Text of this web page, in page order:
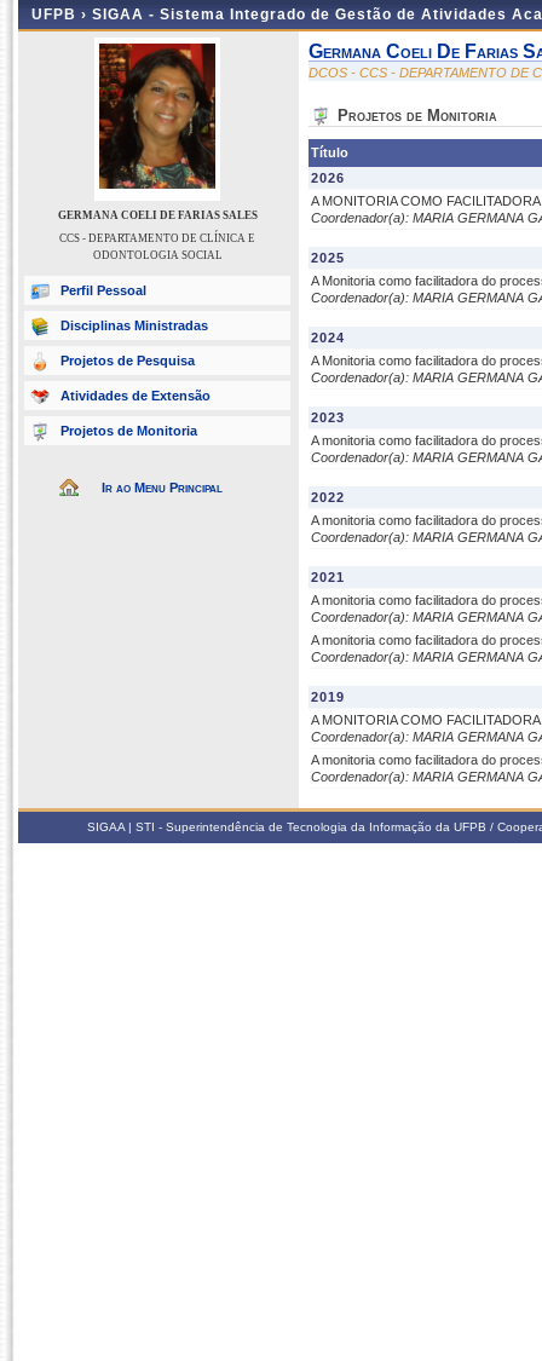
UFPB › SIGAA - Sistema Integrado de Gestão de Atividades
GERMANA COELI DE FARIAS SALES
CCS - DEPARTAMENTO DE CLÍNICA E
ODONTOLOGIA SOCIAL
Perfil Pessoal
Disciplinas Ministradas
Projetos de Pesquisa
Atividades de Extensão
Projetos de Monitoria
Ir ao Menu Principal
Germana Coeli De Farias
DCOS - CCS - DEPARTAMENTO DE
Projetos de Monitoria
Título
2026
A MONITORIA COMO
Coordenador(a): MARIA GERMANA
2025
A Monitoria como facilitadora do
Coordenador(a): MARIA GERMANA
2024
A Monitoria como facilitadora do
Coordenador(a): MARIA GERMANA
2023
A monitoria como facilitadora do
Coordenador(a): MARIA GERMANA
2022
A monitoria como facilitadora do
Coordenador(a): MARIA GERMANA
2021
A monitoria como facilitadora do
Coordenador(a): MARIA GERMANA
A monitoria como facilitadora do
Coordenador(a): MARIA GERMANA
2019
A MONITORIA COMO
Coordenador(a): MARIA GERMANA
A monitoria como facilitadora do
Coordenador(a): MARIA GERMANA
SIGAA | STI - Superintendência de Tecnologia da Informação da UFPB /